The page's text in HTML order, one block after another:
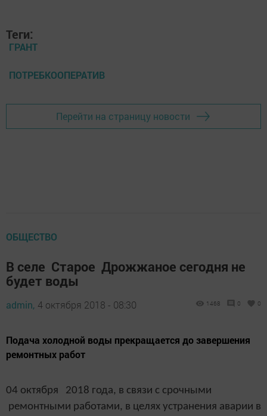
Теги:
ГРАНТ
ПОТРЕБКООПЕРАТИВ
Перейти на страницу новости
ОБЩЕСТВО
В селе Старое Дрожжаное сегодня не
будет воды
admin, 4 октября 2018 - 08:30 1468 0 0
Подача холодной воды прекращается до завершения
ремонтных работ
04 октября 2018 года, в связи с срочными
ремонтными работами, в целях устранения аварии в